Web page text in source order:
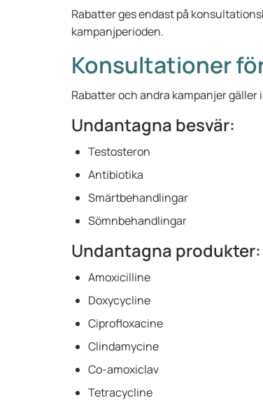
Rabatter ges endast på
kampanjperioden.
Konsultationer
Rabatter och andra kampanjer
Undantagna besvär:
Testosteron
Antibiotika
Smärtbehandlingar
Sömnbehandlingar
Undantagna produkter:
Amoxicilline
Doxycycline
Ciprofloxacine
Clindamycine
Co-amoxiclav
Tetracycline